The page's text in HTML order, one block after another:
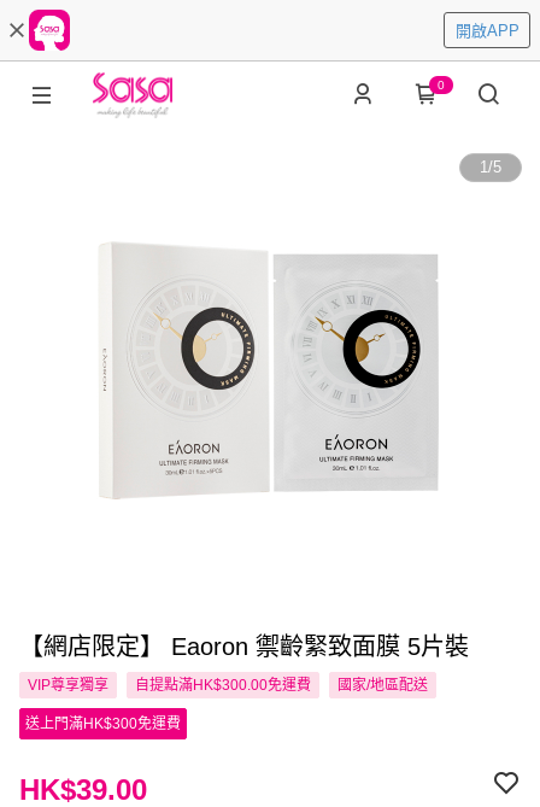
開啟APP
0
1/5
【網店限定】 Eaoron 禦齡緊致面膜 5片裝
VIP尊享獨享 自提點滿HK$300.00免運費 國家/地區配送
送上門滿HK$300免運費
HK$39.00